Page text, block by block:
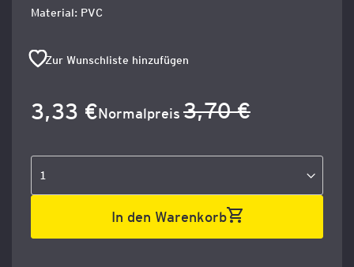
Material: PVC
Zur Wunschliste hinzufügen
Sonderangebot
3,33 €Normalpreis 3,70 €
In den Warenkorb